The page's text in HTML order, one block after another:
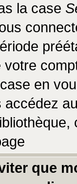
la case
en
que